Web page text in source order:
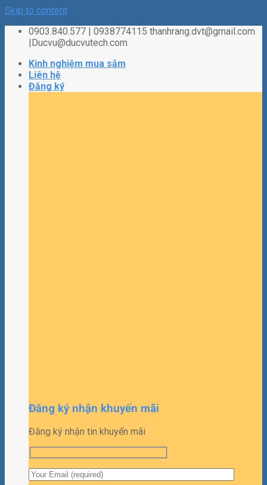
Skip to content
0903.840.577 | 0938774115 thanhrang.dvt@gmail.com
|Ducvu@ducvutech.com
Kinh nghiệm mua sắm
Liên hệ
Đăng ký
Đăng ký nhận khuyến mãi
Đăng ký nhận tin khuyến mãi